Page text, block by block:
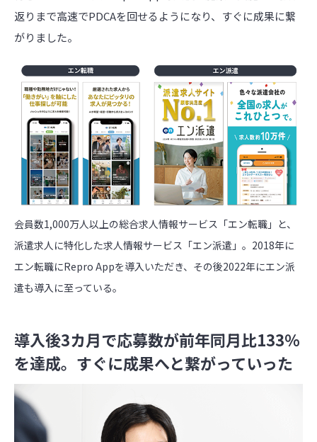
返りまで高速でPDCAを回せるようになり、すぐに成果に繋
がりました。
会員数1,000万人以上の総合求人情報サービス「エン転職」と、
派遣求人に特化した求人情報サービス「エン派遣」。2018年に
エン転職にRepro Appを導入いただき、その後2022年にエン派
遣も導入に至っている。
導入後3カ月で応募数が前年同月比133％
を達成。すぐに成果へと繋がっていった